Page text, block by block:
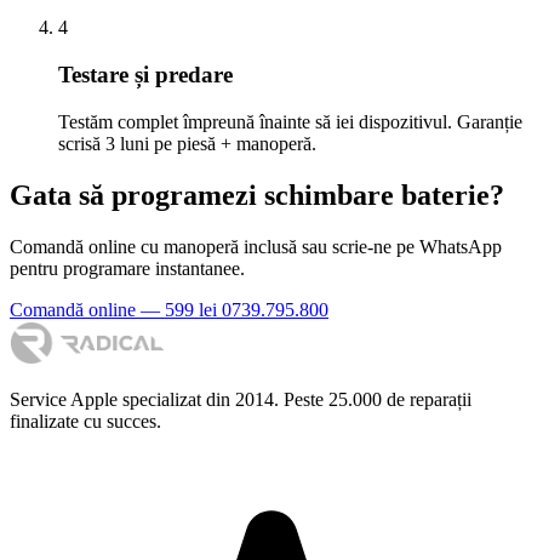
4
Testare și predare
Testăm complet împreună înainte să iei dispozitivul. Garanție
scrisă 3 luni pe piesă + manoperă.
Gata să programezi schimbare baterie?
Comandă online cu manoperă inclusă sau scrie-ne pe WhatsApp
pentru programare instantanee.
Comandă online — 599 lei 0739.795.800
Service Apple specializat din 2014. Peste 25.000 de reparații
finalizate cu succes.